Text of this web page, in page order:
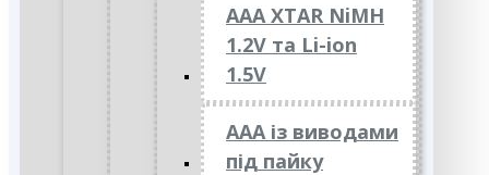
AAA XTAR NiMH
1.2V та Li-ion
1.5V
ААА із виводами
під пайку